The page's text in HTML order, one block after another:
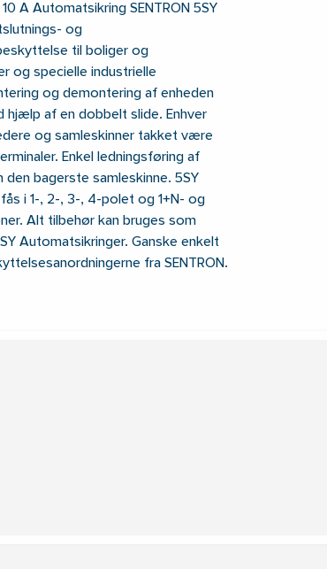
A Automatsikring SENTRON 5SY
og
til boliger og
og specielle industrielle
og demontering af enheden
hjælp af en dobbelt slide. Enhver
og samleskinner takket være
Enkel ledningsføring af
den bagerste samleskinne. 5SY
i 1-, 2-, 3-, 4-polet og 1+N- og
Alt tilbehør kan bruges som
Automatsikringer. Ganske enkelt
fra SENTRON.